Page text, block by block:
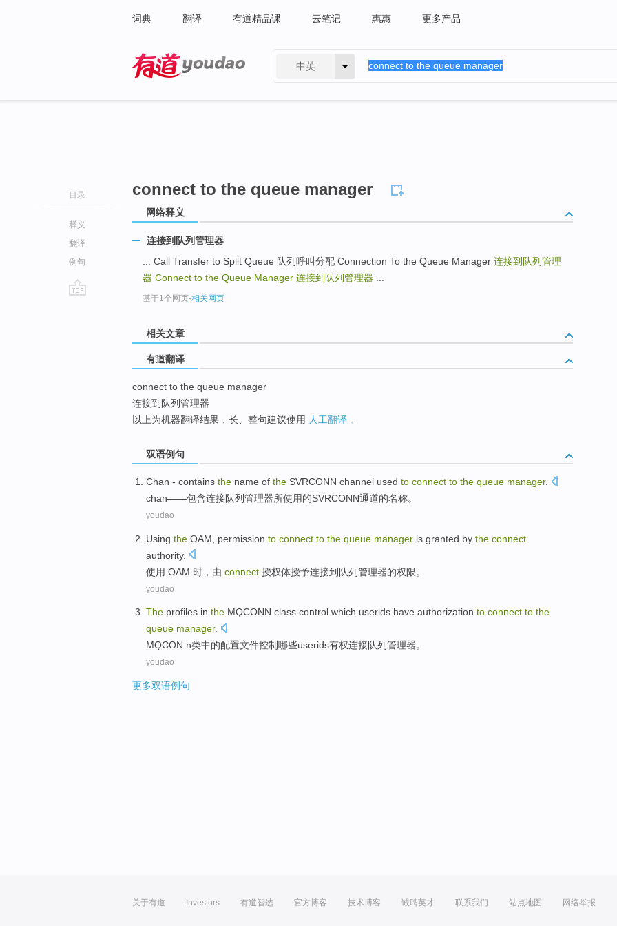
词典 翻译 有道精品课 云笔记 惠惠 更多产品
中英
目录
释义
翻译
例句
connect to the queue manager
网络释义
连接到队列管理器
... Call Transfer to Split Queue 队列呼叫分配 Connection To the Queue Manager 连接到队列管理
器 Connect to the Queue Manager 连接到队列管理器
基于1个网页-相关网页
相关文章
有道翻译
connect to the queue manager
连接到队列管理器
以上为机器翻译结果，长、整句建议使用 人工翻译 。
双语例句
Chan - contains the name of the SVRCONN channel used to connect to the queue manager.
chan——包含连接队列管理器所使用的SVRCONN通道的名称。
youdao
Using the OAM permission to connect to the queue manager is granted by the connect
authority.
使用 OAM 时， 由 connect 授权体授予连接到 队列管理器的权限。
youdao
The profiles in the MQCONN class control which userids have authorization to connect to the
queue manager.
MQCON n类中的配置文件控制哪些userids有权连接队列管理器。
youdao
更多双语例句
关于有道 Investors 有道智选 官方博客 技术博客 诚聘英才 联系我们 站点地图 网络举报